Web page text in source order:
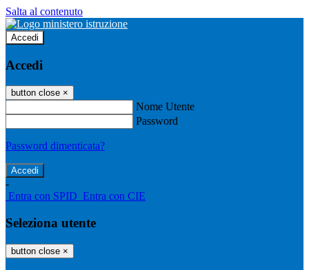
Salta al contenuto
Accedi
Accedi
button close ×
Nome Utente
Password
Password dimenticata?
-
Entra con SPID Entra con CIE
Seleziona utente
button close ×